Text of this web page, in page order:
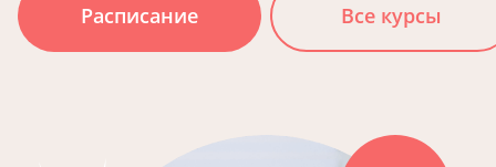
Расписание Все курсы